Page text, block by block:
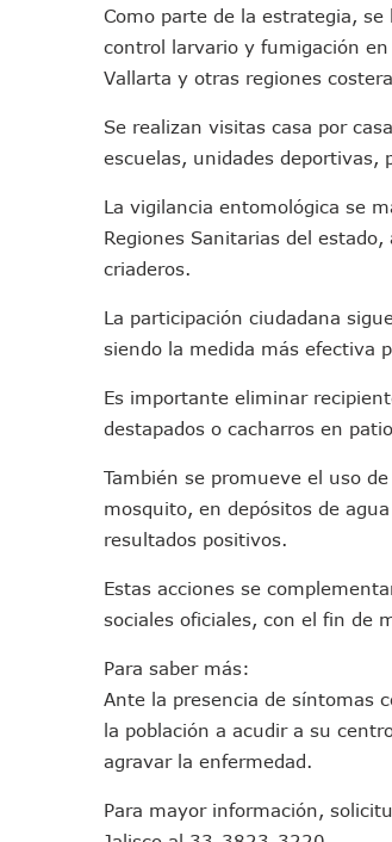
Donald
Retiran
Munguía
Tráfico
SAT
IMSS
Retiran
Fechas
Tras
Como parte de la estrategia,
control larvario y fumigación
Vallarta y otras regiones
Se realizan visitas casa por
escuelas, unidades deportivas,
La vigilancia entomológica se
Regiones Sanitarias del
criaderos.
La participación ciudadana
siendo la medida más efectiva
Es importante eliminar
destapados o cacharros en
También se promueve el uso
mosquito, en depósitos de
resultados positivos.
Estas acciones se
sociales oficiales, con el fin de
Para saber más:
Ante la presencia de síntomas
la población a acudir a su
agravar la enfermedad.
Para mayor información,